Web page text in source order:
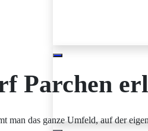
Parchen
das ganze Umfeld, auf der